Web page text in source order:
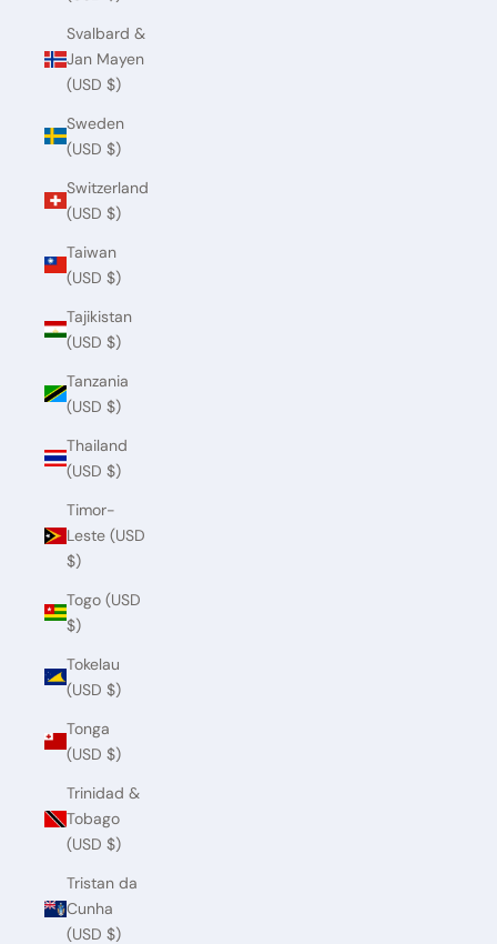
Svalbard &
Jan Mayen
(USD $)
Sweden
(USD $)
Switzerland
(USD $)
Taiwan
(USD $)
Tajikistan
(USD $)
Tanzania
(USD $)
Thailand
(USD $)
Timor-
Leste (USD
$)
Togo (USD
$)
Tokelau
(USD $)
Tonga
(USD $)
Trinidad &
Tobago
(USD $)
Tristan da
Cunha
(USD $)